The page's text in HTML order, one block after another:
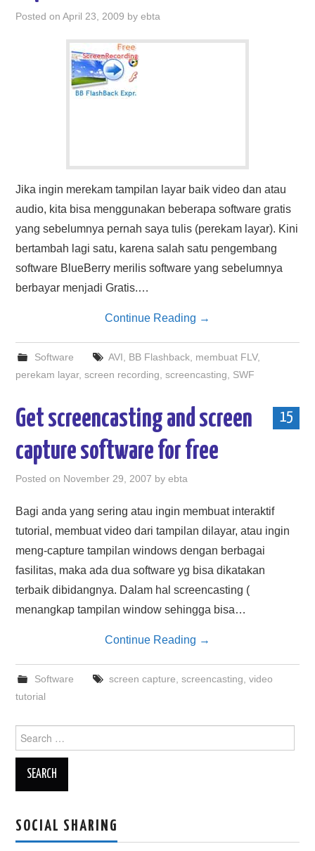
HASIL PENCARIAN
Posted onApril 23, 2009 byebta
Jika ingin merekam tampilan layar baik video dan atau
audio, kita bisa menggunakan beberapa software gratis
yang sebelumnya pernah saya tulis (perekam layar). Kini
bertambah lagi satu, karena salah satu pengembang
software BlueBerry merilis software yang sebelumnya
berbayar menjadi Gratis.…
Continue Reading →
Software AVI BB Flashback, membuat FLV,
perekam layar,screen recording ,screencasting SWF
15
Get screencasting and screen
capture software for free
Posted on November 29, 2007 byebta
Bagi anda yang sering atau ingin membuat interaktif
tutorial, membuat video dari tampilan dilayar, atau ingin
meng-capture tampilan windows dengan berbagai
fasilitas, maka ada dua software yg bisa dikatakan
terbaik dibidangnya. Dalam hal screencasting (
menangkap tampilan window sehingga bisa…
Continue Reading →
Software screen capture screencasting video
tutorial
for:
SOCIAL SHARING